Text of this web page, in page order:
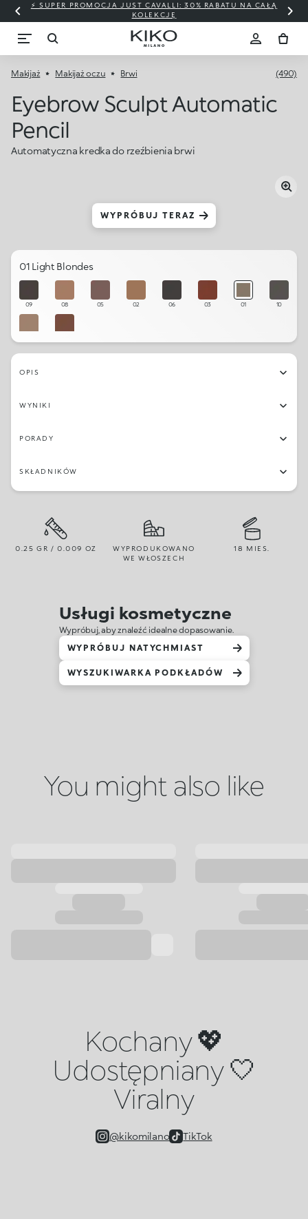
⚡ SUPER PROMOCJA JUST CAVALLI: 30% RABATU NA CAŁĄ
KOLEKCJĘ
Makijaż Makijaż oczu Brwi (490)
Eyebrow Sculpt Automatic
Pencil
Automatyczna kredka do rzeźbienia brwi
WYPRÓBUJ TERAZ
01 Light Blondes
09 08 05 02 06 03 01 10
OPIS
WYNIKI
PORADY
SKŁADNIKÓW
0.25 GR / 0.009 OZ
WYPRODUKOWANO
WE WŁOSZECH
18 MIES.
Usługi kosmetyczne
Wypróbuj, aby znaleźć idealne dopasowanie.
WYPRÓBUJ NATYCHMIAST
WYSZUKIWARKA PODKŁADÓW
You might also like
Kochany 💖
Udostępniany 🤍
Viralny
@kikomilano TikTok